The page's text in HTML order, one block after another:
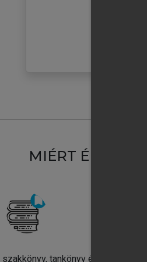
MIÉRT
szakkönyv, tankönyv és